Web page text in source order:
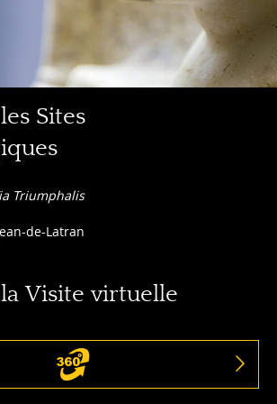
Sites
Triumphalis
de-Latran
Visite virtuelle